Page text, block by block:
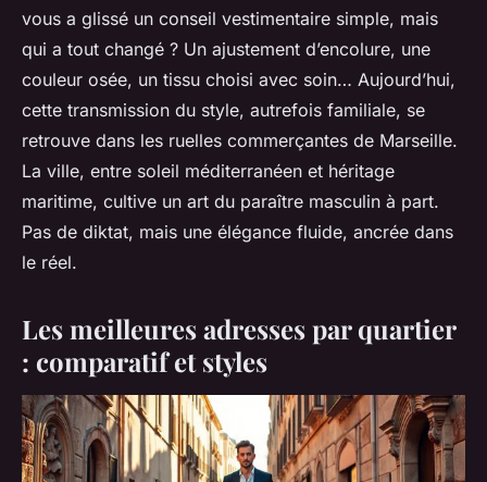
vous a glissé un conseil vestimentaire simple, mais
qui a tout changé ? Un ajustement d’encolure, une
couleur osée, un tissu choisi avec soin… Aujourd’hui,
cette transmission du style, autrefois familiale, se
retrouve dans les ruelles commerçantes de Marseille.
La ville, entre soleil méditerranéen et héritage
maritime, cultive un art du paraître masculin à part.
Pas de diktat, mais une élégance fluide, ancrée dans
le réel.
Les meilleures adresses par quartier
: comparatif et styles